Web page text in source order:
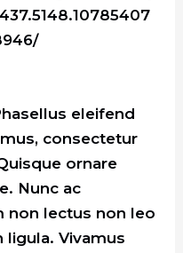
eleifend
consectetur
ornare
Nunc ac
non lectus non leo
ligula. Vivamus